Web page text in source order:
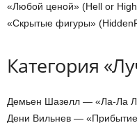
«Любой ценой» (Hell or
«Скрытые фигуры»
Категория
Демьен Шазелл — «Ла-Ла
Дени Вильнев —